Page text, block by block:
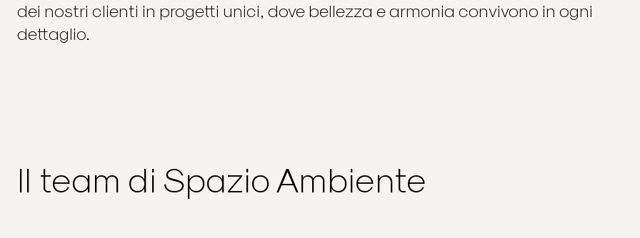
dei nostri clienti in progetti unici, dove bellezza e armonia convivono in ogni
dettaglio.
Il team di Spazio Ambiente